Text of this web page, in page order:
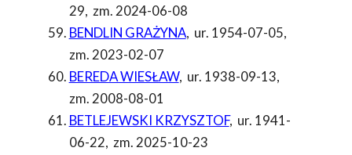
29, zm. 2024-06-08
BENDLIN GRAŻYNA, ur. 1954-07-05,
zm. 2023-02-07
BEREDA WIESŁAW, ur. 1938-09-13,
zm. 2008-08-01
BETLEJEWSKI KRZYSZTOF, ur. 1941-
06-22, zm. 2025-10-23